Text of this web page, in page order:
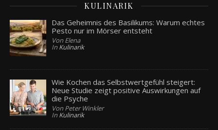
KULINARIK
Das Geheimnis des Basilikums: Warum echtes
Pesto nur im Mörser entsteht
Von Elena
In Kulinarik
Wie Kochen das Selbstwertgefühl steigert:
Neue Studie zeigt positive Auswirkungen auf
die Psyche
Von Peter Winkler
In Kulinarik